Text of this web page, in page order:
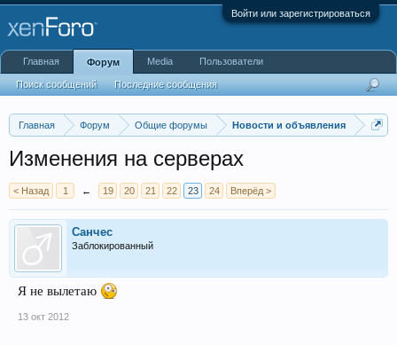
Войти или зарегистрироваться
Главная Форум Общие форумы Новости и объявления
Изменения на серверах
< Назад 1 ← 19 20 21 22 23 24 Вперёд >
Санчес
Заблокированный
Я не вылетаю
13 окт 2012
Главная Форум
Поиск сообщений Последние сообщения
Media Пользователи